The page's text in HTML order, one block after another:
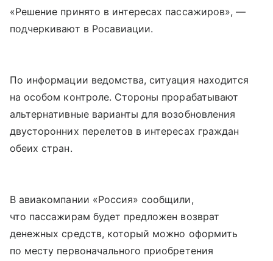
«Решение принято в интересах пассажиров», —
подчеркивают в Росавиации.
По информации ведомства, ситуация находится
на особом контроле. Стороны прорабатывают
альтернативные варианты для возобновления
двусторонних перелетов в интересах граждан
обеих стран.
В авиакомпании «Россия» сообщили,
что пассажирам будет предложен возврат
денежных средств, который можно оформить
по месту первоначального приобретения